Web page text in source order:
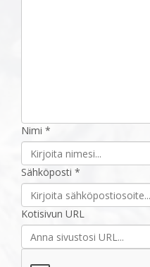
Nimi *
Sähköposti *
Kotisivun URL